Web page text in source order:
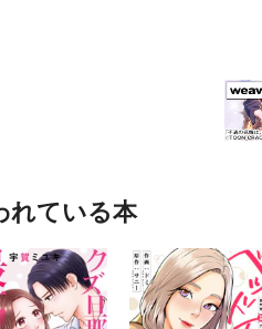
れている本